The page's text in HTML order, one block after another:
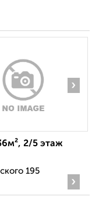
›
2/5 этаж
195
›